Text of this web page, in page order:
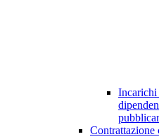
Incarichi
Contrattazione